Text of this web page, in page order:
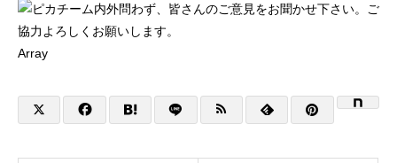
チーム内外問わず、皆さんのご意見をお聞かせ下さい。ご
協力よろしくお願いします。
Array